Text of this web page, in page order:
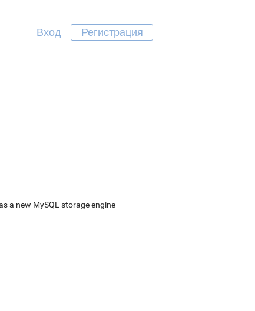
Вход Регистрация
a new MySQL storage engine